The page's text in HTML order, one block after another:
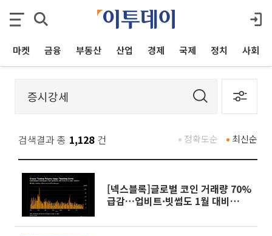
마켓 금융 부동산 산업 경제 국제 정치 사회
검색결과 총 1,128 건 최신순
정확도순
[넥스블록]글로벌 코인 거래량 70%
급감…업비트·빗썸도 1월 대비